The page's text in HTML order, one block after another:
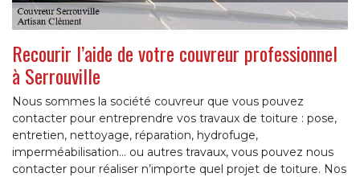
Recourir l’aide de votre couvreur professionnel
à Serrouville
Nous sommes la société couvreur que vous pouvez
contacter pour entreprendre vos travaux de toiture : pose,
entretien, nettoyage, réparation, hydrofuge,
imperméabilisation... ou autres travaux, vous pouvez nous
contacter pour réaliser n’importe quel projet de toiture. Nos